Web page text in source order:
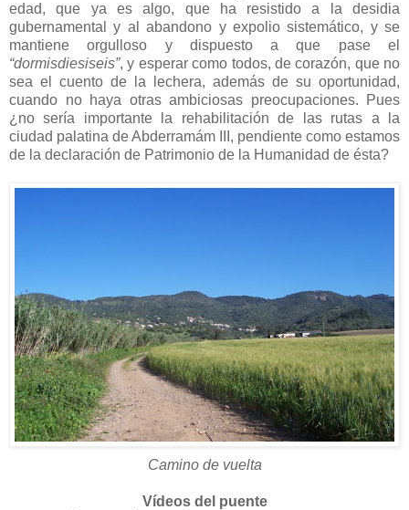
edad, que ya es algo, que ha resistido a la desidia
gubernamental y al abandono y expolio sistemático, y se
mantiene orgulloso y dispuesto a que pase el
“dormisdiesiseis”, y esperar como todos, de corazón, que no
sea el cuento de la lechera, además de su oportunidad,
cuando no haya otras ambiciosas preocupaciones. Pues
¿no sería importante la rehabilitación de las rutas a la
ciudad palatina de Abderramám III, pendiente como estamos
de la declaración de Patrimonio de la Humanidad de ésta?
Camino de vuelta
Vídeos del puente